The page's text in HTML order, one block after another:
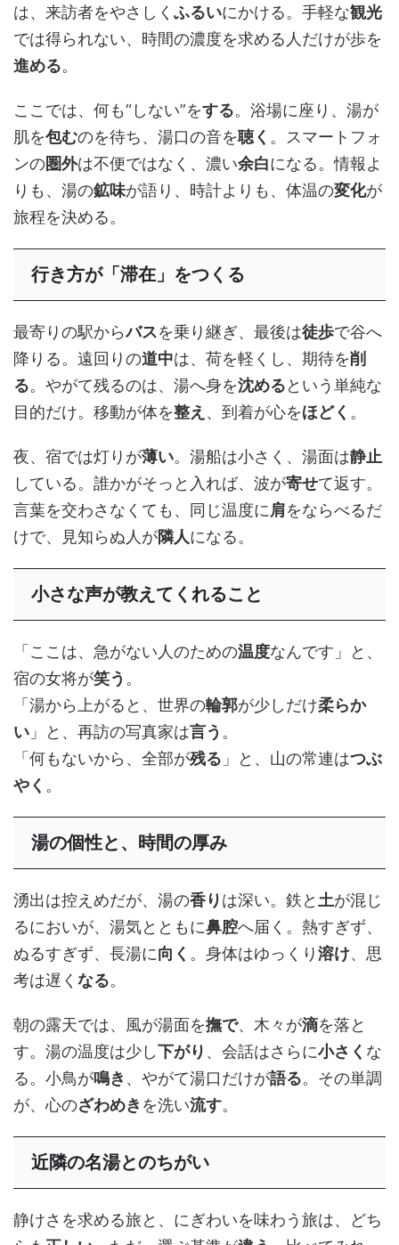
は、来訪者をやさしく ふるいにかける。手軽な観光
では得られない、時間の濃度を求める人だけが歩を
進める。
ここでは、何も“しない”をする。浴場に座り、湯が
肌を包むのを待ち、湯口の音を聴く 。スマートフォ
ンの圏外は不便ではなく、濃い余白になる。情報よ
りも、湯の鉱味が語り、時計よりも、体温の変化が
旅程を決める。
行き方が「滞在」をつくる
最寄りの駅からバスを乗り継ぎ、最後は徒歩で谷へ
降りる。遠回りの道中は、荷を軽くし、期待を削
る。やがて残るのは、湯へ身を沈めるという単純な
目的だけ。移動が体を整え 、到着が心をほどく 。
夜、宿では灯りが薄い。湯船は小さく、湯面は静止
している。誰かがそっと入れば、波が寄せて返す。
言葉を交わさなくても、同じ温度に肩をならべるだ
けで、見知らぬ人が隣人になる。
小さな声が教えてくれること
「ここは、急がない人のための温度なんです」と、
宿の女将が笑う 。
「湯から上がると、世界の輪郭が少しだけ柔らか
い 」と、再訪の写真家は言う 。
「何もないから、全部が残る 」と、山の常連はつぶ
やく 。
湯の個性と、時間の厚み
湧出は控えめだが、湯の香りは深い。鉄と 土が混じ
るにおいが、湯気とともに鼻腔へ届く。熱すぎず、
ぬるすぎず、長湯に向く 。身体はゆっくり溶け、思
考は遅く なる。
朝の露天では、風が湯面を撫で、木々が滴を落と
す。湯の温度は少し下がり 、会話はさらに小さく な
る。小鳥が鳴き 、やがて湯口だけが語る。その単調
が、心のざわめき を洗い流す。
近隣の名湯とのちがい
静けさを求める旅と、にぎわいを味わう旅は、どち